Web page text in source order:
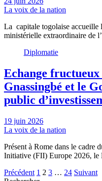
La voix de la nation
La capitale togolaise accueille
ministérielle extraordinaire
Diplomatie
Echange
Gnassingbé et le
public
19 juin 2026
La voix de la nation
Présent à Rome dans le cadre
Initiative (FII) Europe 2026,
Pagination
Précédent 1 2 3 … 24 Suivant